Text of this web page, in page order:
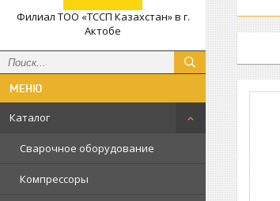
Филиал ТОО «ТССП Казахстан» в г.
Актобе
Каталог
Сварочное оборудование
Компрессоры